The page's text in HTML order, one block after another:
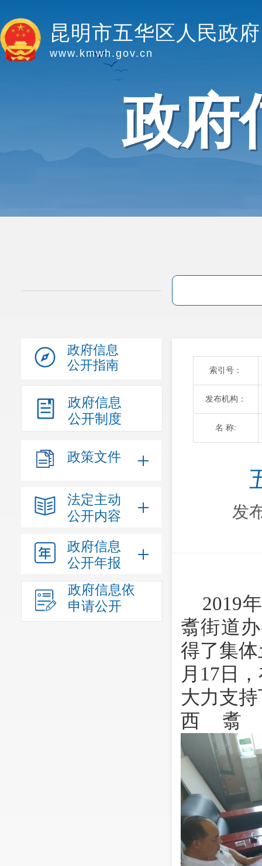
昆明市五华区人民政府
www.kmwh.gov.cn
政府
政府信息
公开指南
政府信息
公开制度
政策文件
法定主动
公开内容
政府信息
公开年报
政府信息依
申请公开
索引号：
发布机构：
名 称:
发
2019
翥街道
得了集
月17日
大力支
西